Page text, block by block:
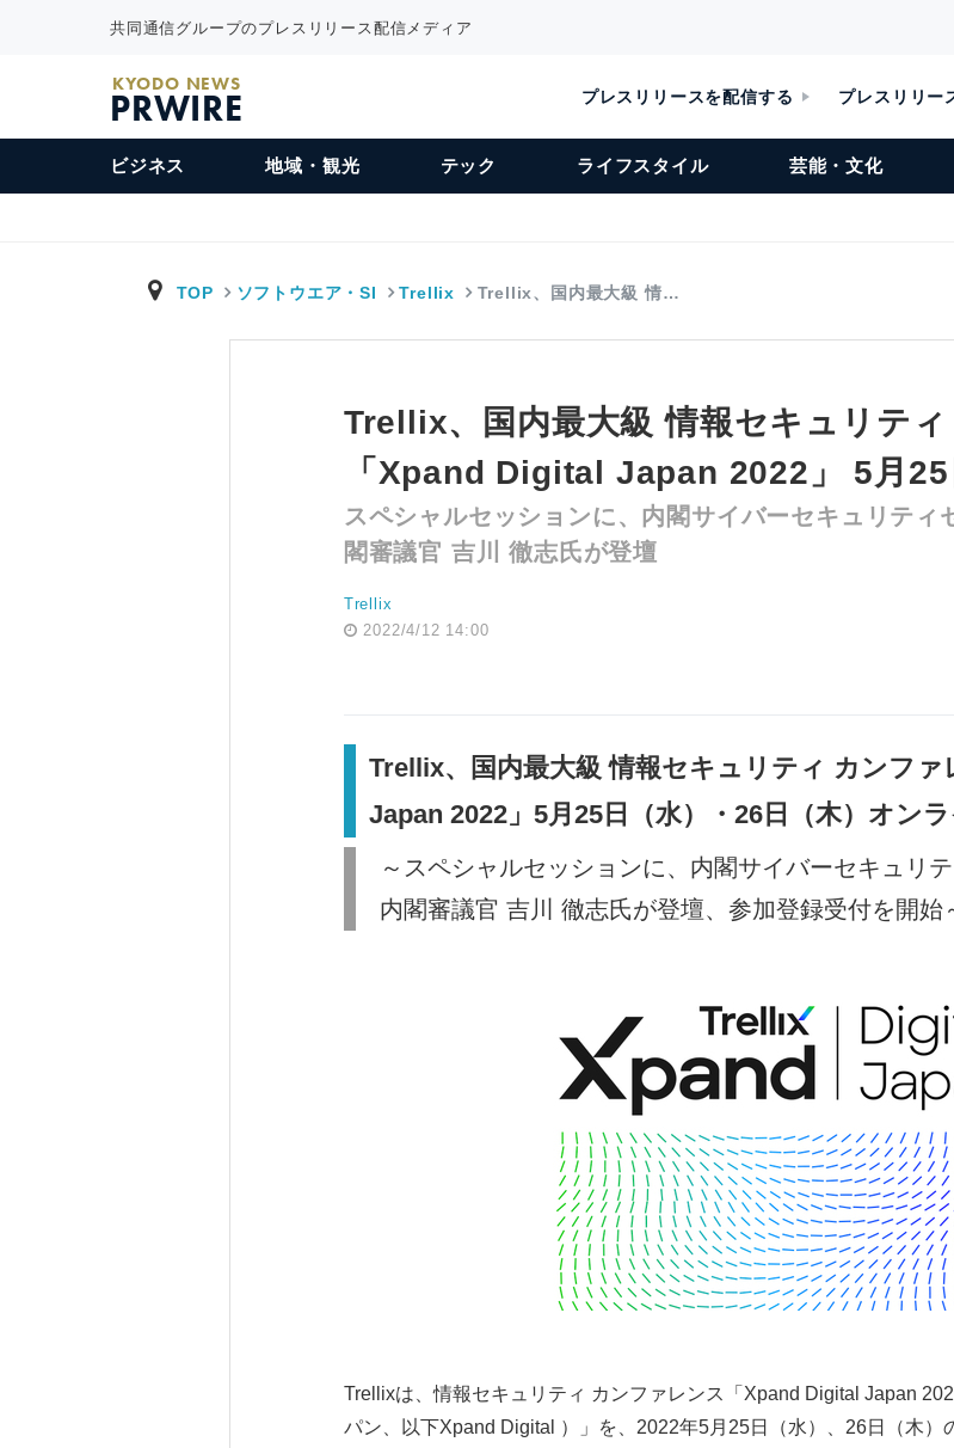
共同通信グループのプレスリリース配信メディア
KYODO NEWS
PRWIRE プレスリリースを配信する プレスリリー
ビジネス 地域・観光 テック ライフスタイル 芸能・文化
TOP ソフトウエア・SI Trellix Trellix、国内最大級 情…
Trellix、国内最大級 情報セキュリテ
「Xpand Digital Japan 2022」 5月
スペシャルセッションに、内閣サイバーセキュリティ
閣審議官 吉川 徹志氏が登壇
Trellix
2022/4/12 14:00
Trellix、国内最大級 情報セキュリティ カンフ
Japan 2022」5月25日（水）・26日（木）オン
～スペシャルセッションに、内閣サイバーセキュリ
内閣審議官 吉川 徹志氏が登壇、参加登録受付を開始
Trellixは、情報セキュリティ カンファレンス「Xpand Digital Japan
パン、以下Xpand Digital ）」を、2022年5月25日（水）、26日（木）